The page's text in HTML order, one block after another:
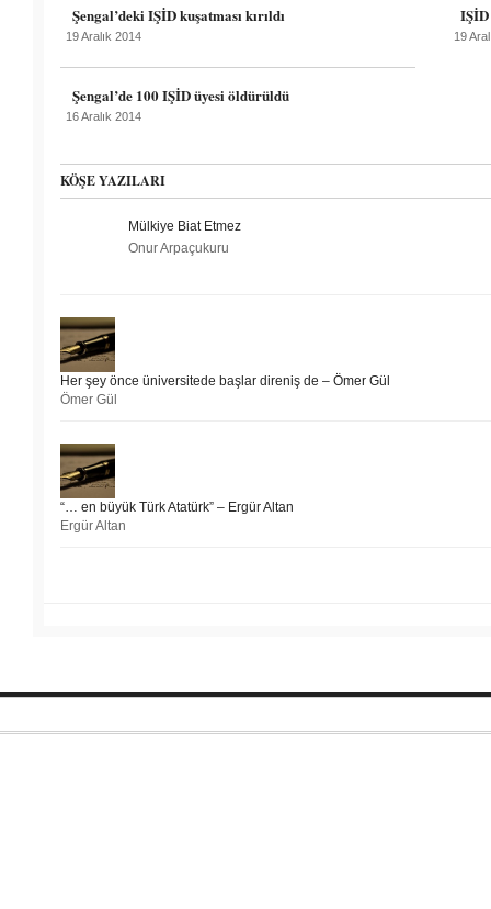
Şengal’deki IŞİD kuşatması kırıldı
19 Aralık 2014
IŞİD
19
Şengal’de 100 IŞİD üyesi öldürüldü
16 Aralık 2014
KÖŞE YAZILARI
Mülkiye Biat Etmez
Onur Arpaçukuru
Her şey önce üniversitede başlar direniş de – Ömer Gül
Ömer Gül
“… en büyük Türk Atatürk” – Ergür Altan
Ergür Altan